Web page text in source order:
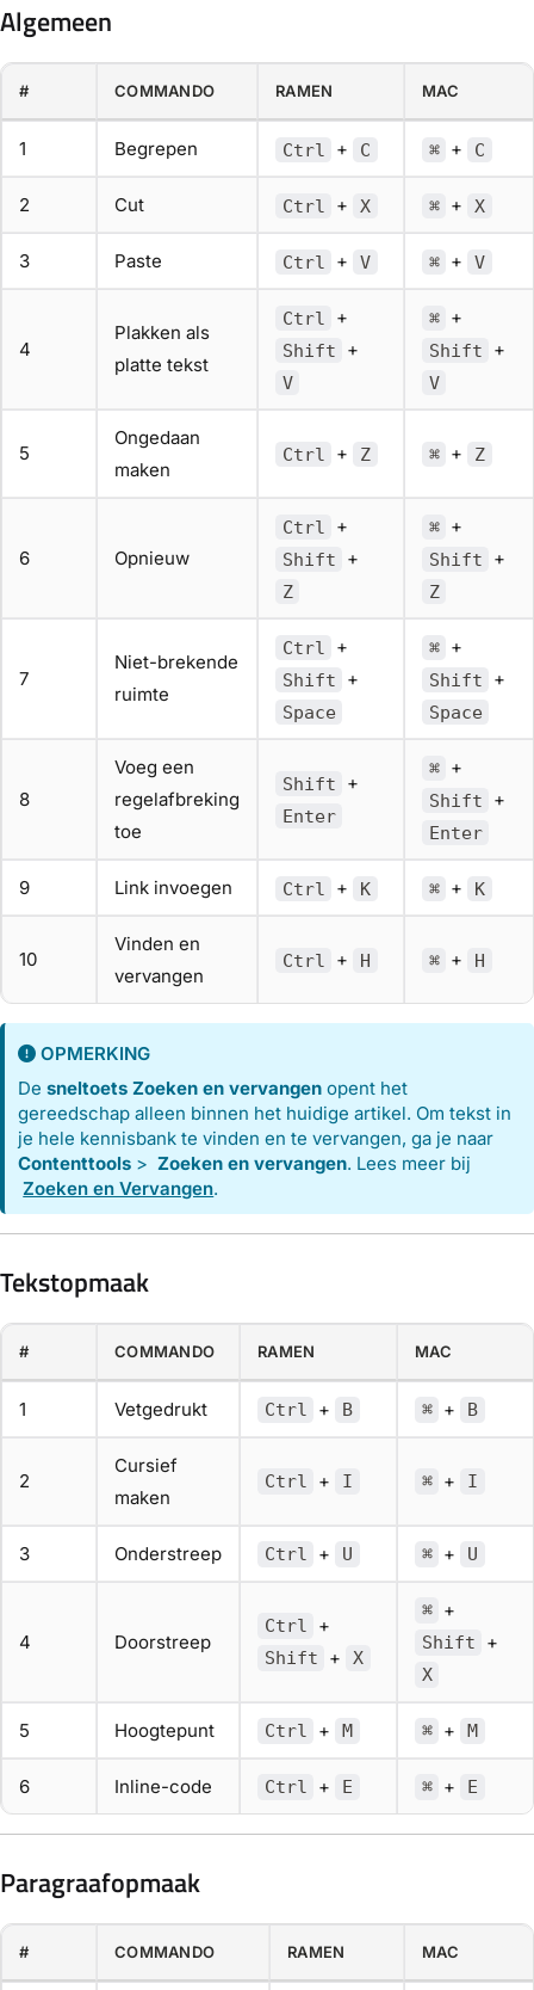
Algemeen
# COMMANDO RAMEN MAC
1 Begrepen Ctrl + C ⌘ + C
2 Cut Ctrl + X ⌘ + X
3 Paste Ctrl + V ⌘ + V
4
Plakken als
platte tekst
Ctrl +
Shift +
V
⌘ +
Shift +
V
5
Ongedaan
maken
Ctrl + Z ⌘ + Z
6 Opnieuw
Ctrl +
Shift +
Z
⌘ +
Shift +
Z
7
Niet-brekende
ruimte
Ctrl +
Shift +
Space
⌘ +
Shift +
Space
8
Voeg een
regelafbreking
toe
Shift +
Enter
⌘ +
Shift +
Enter
9 Link invoegen Ctrl + K ⌘ + K
10
Vinden en
vervangen
Ctrl + H ⌘ + H
OPMERKING
Desneltoets Zoeken en vervangen opent het
gereedschap alleen binnen het huidige artikel. Om tekst in
je hele kennisbank te vinden en te vervangen, ga je naar
Contenttools >Zoeken en vervangen. Lees meer bij
Zoeken en Vervangen.
Tekstopmaak
# COMMANDO RAMEN MAC
1 Vetgedrukt Ctrl + B ⌘ + B
2
Cursief
maken
Ctrl + I ⌘ + I
3 Onderstreep Ctrl + U ⌘ + U
4 Doorstreep
Ctrl +
Shift + X
⌘ +
Shift +
X
5 Hoogtepunt Ctrl + M ⌘ + M
6 Inline-code Ctrl + E ⌘ + E
Paragraafopmaak
# COMMANDO RAMEN MAC